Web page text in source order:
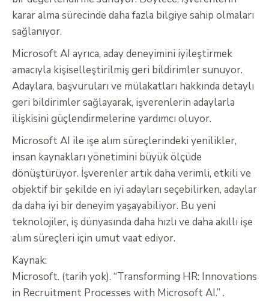
karar alma sürecinde daha fazla bilgiye sahip olmaları
sağlanıyor.
Microsoft AI ayrıca, aday deneyimini iyileştirmek
amacıyla kişiselleştirilmiş geri bildirimler sunuyor.
Adaylara, başvuruları ve mülakatları hakkında detaylı
geri bildirimler sağlayarak, işverenlerin adaylarla
ilişkisini güçlendirmelerine yardımcı oluyor.
Microsoft AI ile işe alım süreçlerindeki yenilikler,
insan kaynakları yönetimini büyük ölçüde
dönüştürüyor. İşverenler artık daha verimli, etkili ve
objektif bir şekilde en iyi adayları seçebilirken, adaylar
da daha iyi bir deneyim yaşayabiliyor. Bu yeni
teknolojiler, iş dünyasında daha hızlı ve daha akıllı işe
alım süreçleri için umut vaat ediyor.
Kaynak:
Microsoft. (tarih yok). “Transforming HR: Innovations
in Recruitment Processes with Microsoft AI.” .